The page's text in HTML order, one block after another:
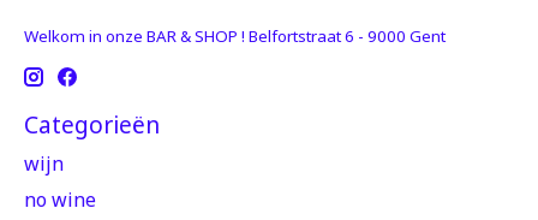
Welkom in onze BAR & SHOP ! Belfortstraat 6 - 9000 Gent
Categorieën
wijn
no wine